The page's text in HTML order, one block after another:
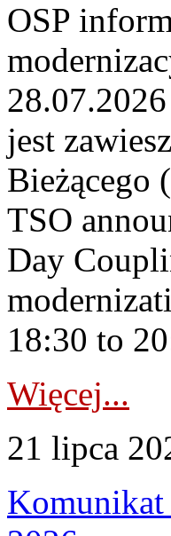
OSP
jest
Bieżącego
TSO
Day
18:30 to
Więcej...
21 lipca
Komunikat